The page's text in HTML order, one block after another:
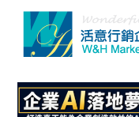
content